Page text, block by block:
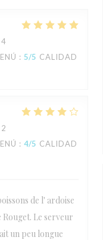
: 5/5 CALIDAD
: 4/5 CALIDAD
de l' ardoise
Le serveur
un peu longue